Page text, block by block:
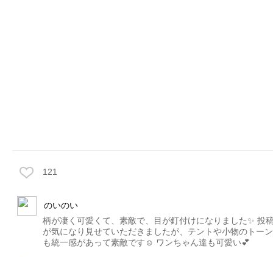
121
のいのい
柄が凄く可愛くて、素敵で、目が釘付けになりました✨ 投
が気になり見せていただきましたが、テントや小物のトーン
も統一感があって素敵です☺️ ワンちゃん達も可愛い💕